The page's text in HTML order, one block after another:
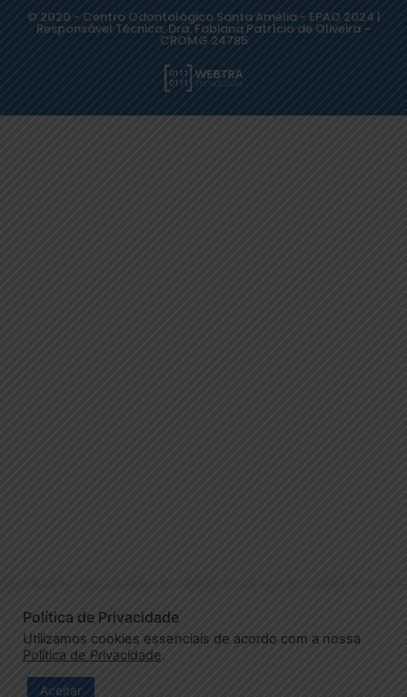
© 2020 - Centro Odontológico Santa Amélia - EPAO 2024 |
Responsável Técnica: Dra. Fabiana Patrício de Oliveira –
CROMG 24785
Política de Privacidade
Utilizamos cookies essenciais de acordo com a nossa
Política de Privacidade.
Aceitar